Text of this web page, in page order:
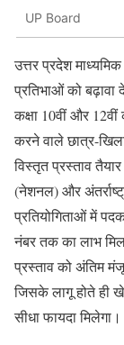
UP Board
उत्तर प्रदेश
प्रतिभाओं को बढ़ावा
कक्षा 10वीं और 12वीं
करने वाले छात्र-
विस्तृत प्रस्ताव
(नेशनल) और
प्रतियोगिताओं में
नंबर तक का लाभ
प्रस्ताव को अंतिम
जिसके लागू होते ही
सीधा फायदा मिलेगा।